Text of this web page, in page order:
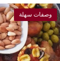
وصفات سهلة